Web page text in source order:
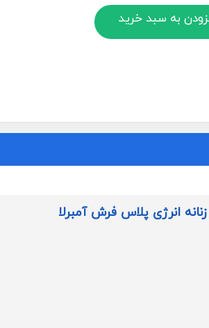
به سبد خرید
انرژی پلاس فرش آمبرلا